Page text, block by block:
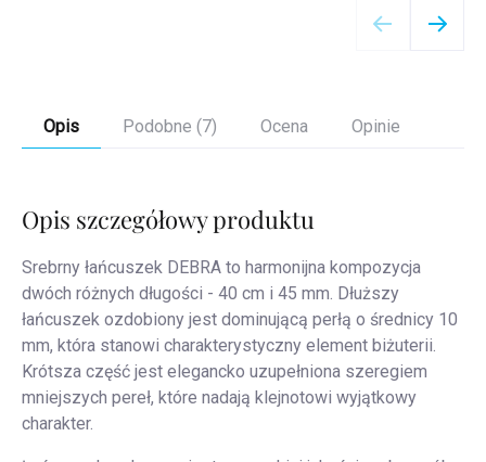
Opis Podobne (7) Ocena Opinie
Opis szczegółowy produktu
Srebrny łańcuszek DEBRA to harmonijna kompozycja
dwóch różnych długości - 40 cm i 45 mm. Dłuższy
łańcuszek ozdobiony jest dominującą perłą o średnicy 10
mm, która stanowi charakterystyczny element biżuterii.
Krótsza część jest elegancko uzupełniona szeregiem
mniejszych pereł, które nadają klejnotowi wyjątkowy
charakter.